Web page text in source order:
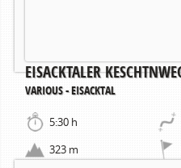
EISACKTALER
VARIOUS - EISACKTAL
5:30 h
323 m